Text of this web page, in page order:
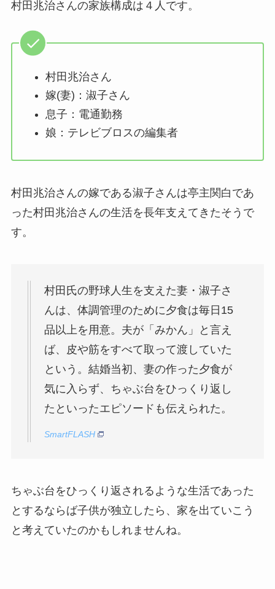
村田兆治さんの家族構成は４人です。
村田兆治さん
嫁(妻)：淑子さん
息子：電通勤務
娘：テレビブロスの編集者
村田兆治さんの嫁である淑子さんは亭主関白であ
った村田兆治さんの生活を長年支えてきたそうで
す。
村田氏の野球人生を支えた妻・淑子さ
んは、体調管理のために夕食は毎日15
品以上を用意。夫が「みかん」と言え
ば、皮や筋をすべて取って渡していた
という。結婚当初、妻の作った夕食が
気に入らず、ちゃぶ台をひっくり返し
たといったエピソードも伝えられた。
SmartFLASH
ちゃぶ台をひっくり返されるような生活であった
とするならば子供が独立したら、家を出ていこう
と考えていたのかもしれませんね。